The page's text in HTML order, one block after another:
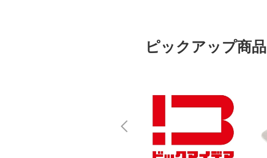
ピックアップ商品